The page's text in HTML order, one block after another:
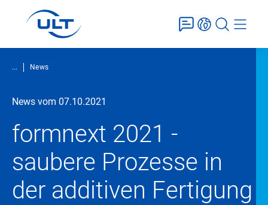
... News
News vom 07.10.2021
formnext 2021 -
saubere Prozesse in
der additiven Fertigung